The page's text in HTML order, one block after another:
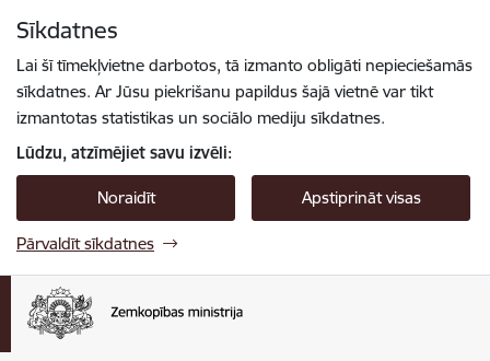
Sīkdatnes
Lai šī tīmekļvietne darbotos, tā izmanto obligāti nepieciešamās
sīkdatnes. Ar Jūsu piekrišanu papildus šajā vietnē var tikt
izmantotas statistikas un sociālo mediju sīkdatnes.
Lūdzu, atzīmējiet savu izvēli:
Noraidīt Apstiprināt visas
Pārvaldīt sīkdatnes